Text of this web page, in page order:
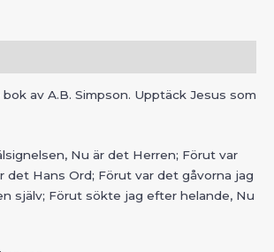
av A.B. Simpson. Upptäck Jesus som
Nu är det Herren; Förut var
det Hans Ord; Förut var det gåvorna jag
själv; Förut sökte jag efter helande, Nu